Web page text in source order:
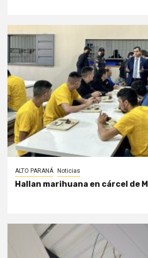
ALTO PARANÁ Noticias
Hallan marihuana en cárcel de